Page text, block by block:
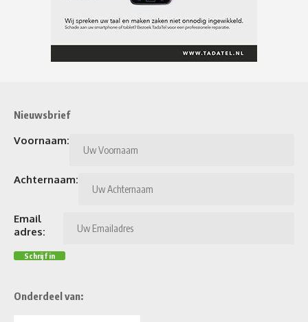
Nieuwsbrief
Voornaam:
Achternaam:
Email
adres:
Onderdeel van: